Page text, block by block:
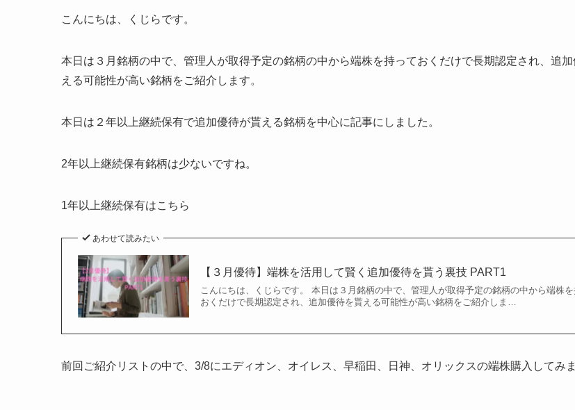
こんにちは、くじらです。
本日は３月銘柄の中で、管理人が取得予定の銘柄の中から端株を持っておくだけで長期認定され、追
える可能性が高い銘柄をご紹介します。
本日は２年以上継続保有で追加優待が貰える銘柄を中心に記事にしました。
2年以上継続保有銘柄は少ないですね。
1年以上継続保有はこちら
あわせて読みたい
【３月優待】端株を活用して賢く追加優待を貰う裏技 PART1
こんにちは、くじらです。 本日は３月銘柄の中で、管理人が取得予定の銘柄の中から端株
おくだけで長期認定され、追加優待を貰える可能性が高い銘柄をご紹介しま…
前回ご紹介リストの中で、3/8にエディオン、オイレス、早稲田、日神、オリックスの端株購入してみま